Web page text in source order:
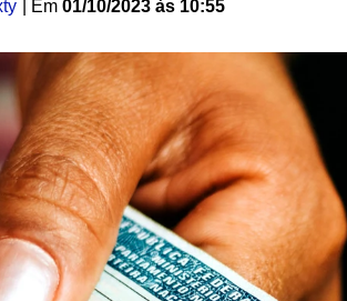
| Em 01/10/2023 às 10:55